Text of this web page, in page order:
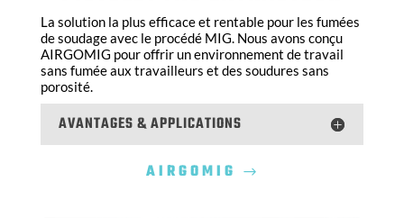
La solution la plus efficace et rentable pour les fumées
de soudage avec le procédé MIG. Nous avons conçu
AIRGOMIG pour offrir un environnement de travail
sans fumée aux travailleurs et des soudures sans
porosité.
AVANTAGES & APPLICATIONS
AIRGOMIG